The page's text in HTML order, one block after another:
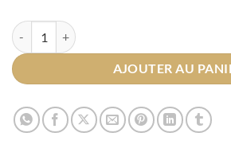
quantité de Dosettes permanentes SENSEO -
AJOUTER AU